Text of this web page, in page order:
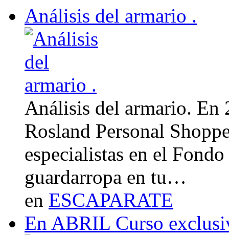
Análisis del armario .
Análisis del armario. En
Rosland Personal
especialistas en el
guardarropa en tu…
en ESCAPARATE
En ABRIL Curso